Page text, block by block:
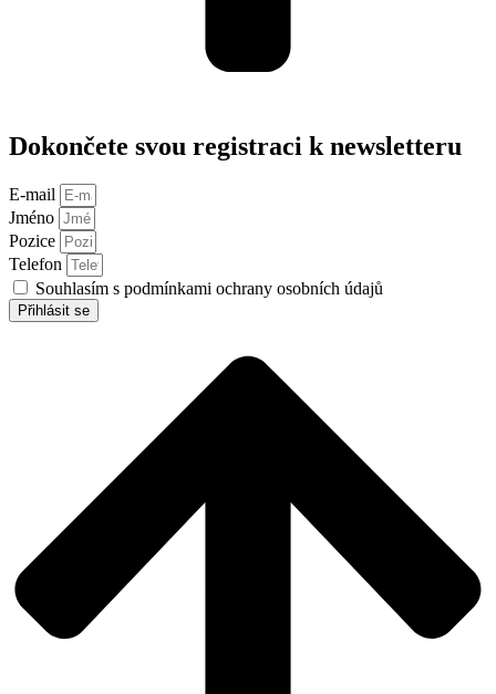
Dokončete svou registraci k newsletteru
E-mail
Jméno
Pozice
Telefon
Souhlasím s podmínkami ochrany osobních údajů
Přihlásit se